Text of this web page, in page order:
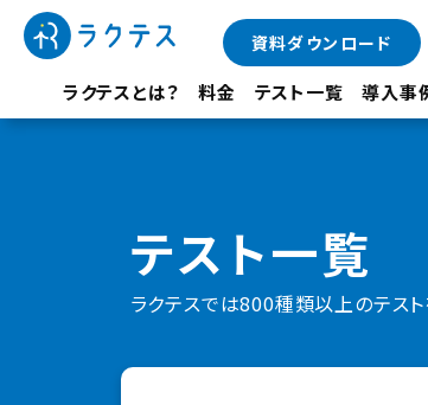
ラクテスとは？ 料金 テスト一覧 導入事
資料ダウンロード
テスト一覧
ラクテスでは800種類以上のテス